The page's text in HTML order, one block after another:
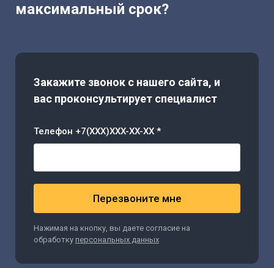
максимальный срок?
Закажите звонок с нашего сайта, и
вас проконсультирует специалист
Телефон +7(XXX)XXX-XX-XX *
Перезвоните мне
Нажимая на кнопку, вы даете согласие на
обработку персональных данных